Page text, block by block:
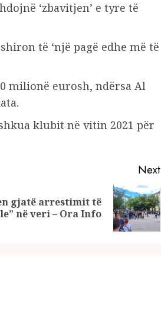
‘zbavitjen’ e tyre të
të ‘një pagë edhe më të
milionë eurosh, ndërsa Al
klubit në vitin 2021 për
Next
gjatë arrestimit të
në veri – Ora Info